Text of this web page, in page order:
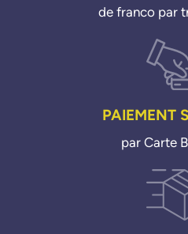
de franco par
PAIEMENT
par Carte